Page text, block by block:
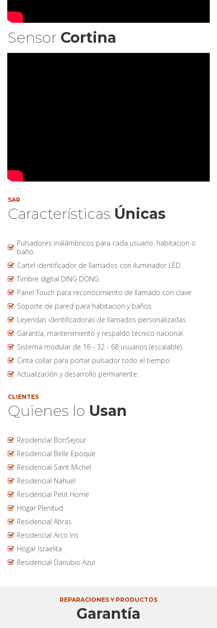
Sensor Cortina
SAR
Características Únicas
Pulsadores inalámbricos para cada usuario, habitacion o
baño.
Cartel identificador de llamados con iluminador LED.
Timbre digital DING DONG.
Panel Touch para reconocimiento de llamado con clave.
Soporte de pared para habitacion y baños
Leyendas identificadoras de llamados personalizadas.
Garantía, mantenimiento y respaldo técnico nacional.
Sistema modular de 16 - 32 - 68 usuarios (escalable).
Cinta collar para portar pulsador todo el tiempo.
Actualización y desarrollo permanente.
CLIENTES
Quienes lo Usan
Residencial BonSejour
Residencial Belle Epoque
Residencial Saint Michel
Residencial Nahuel
Residencial Petit Home
Hogar Plenitud
Residencial Abras
Residencial Arco Iris
Hogar Israelita
Residencial Danubio Azul
REPARACIONES Y PRODUCTOS
Garantía